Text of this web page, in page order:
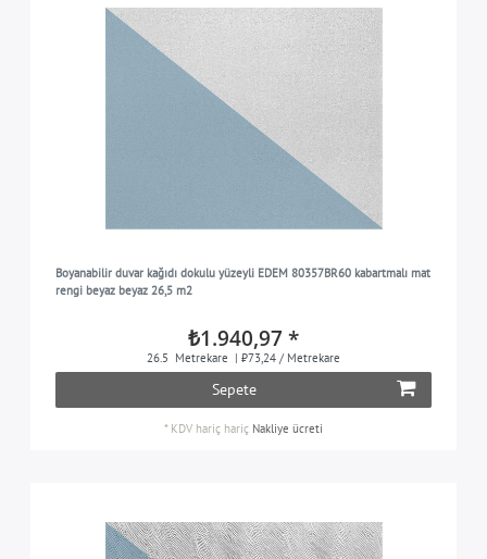
Boyanabilir duvar kağıdı dokulu yüzeyli EDEM 80357BR60 kabartmalı mat
rengi beyaz beyaz 26,5 m2
₺1.940,97 *
26.5 Metrekare | ₺73,24 / Metrekare
Sepete
* KDV hariç hariç Nakliye ücreti